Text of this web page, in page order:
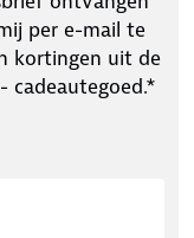
per e-mail te
kortingen uit de
cadeautegoed.*